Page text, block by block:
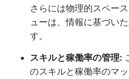
さらには物理的スペー
ューは、情報に基づい
す。
スキルと稼働率の管理:
のスキルと稼働率のマ